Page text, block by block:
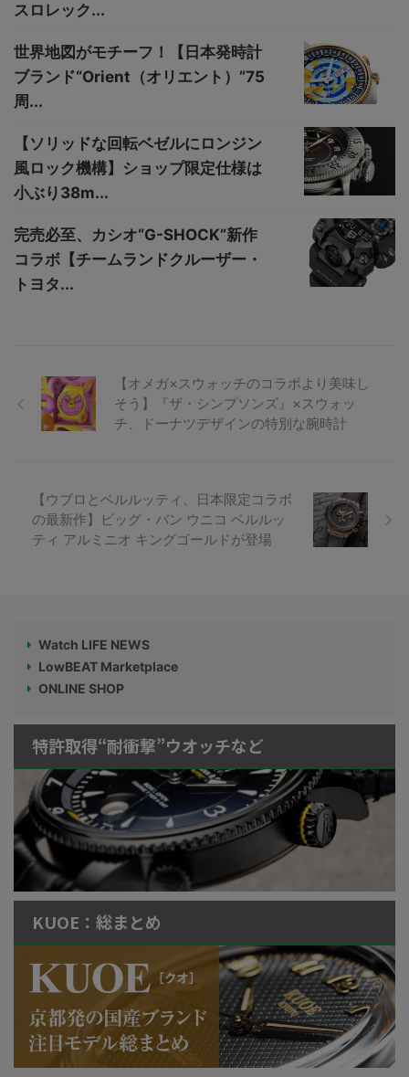
スロレック...
世界地図がモチーフ！【日本発時計
ブランド“Orient（オリエント）”75
周...
【ソリッドな回転ベゼルにロンジン
風ロック機構】ショップ限定仕様は
小ぶり38m...
完売必至、カシオ“G-SHOCK”新作
コラボ【チームランドクルーザー・
トヨタ...
【オメガ×スウォッチのコラボより美味し
そう】『ザ・シンプソンズ』×スウォッ
チ、ドーナツデザインの特別な腕時計
【ウブロとベルルッティ、日本限定コラボ
の最新作】ビッグ・バン ウニコ ベルルッ
ティ アルミニオ キングゴールドが登場
Watch LIFE NEWS
LowBEAT Marketplace
ONLINE SHOP
特許取得“耐衝撃”ウオッチなど
KUOE：総まとめ